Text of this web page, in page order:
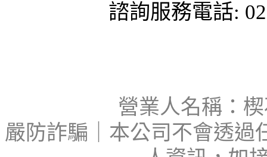
諮詢服務電話:
營業人名稱：
嚴防詐騙｜本公司不會透過